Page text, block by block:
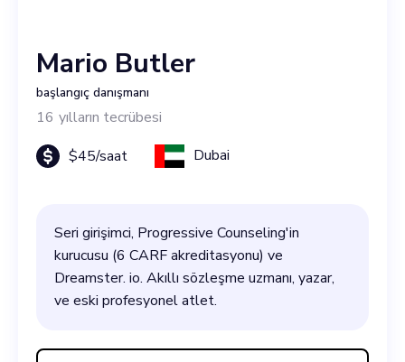
Mario Butler
başlangıç danışmanı
16 yılların tecrübesi
$45/saat Dubai
Seri girişimci, Progressive Counseling'in
kurucusu (6 CARF akreditasyonu) ve
Dreamster. io. Akıllı sözleşme uzmanı, yazar,
ve eski profesyonel atlet.